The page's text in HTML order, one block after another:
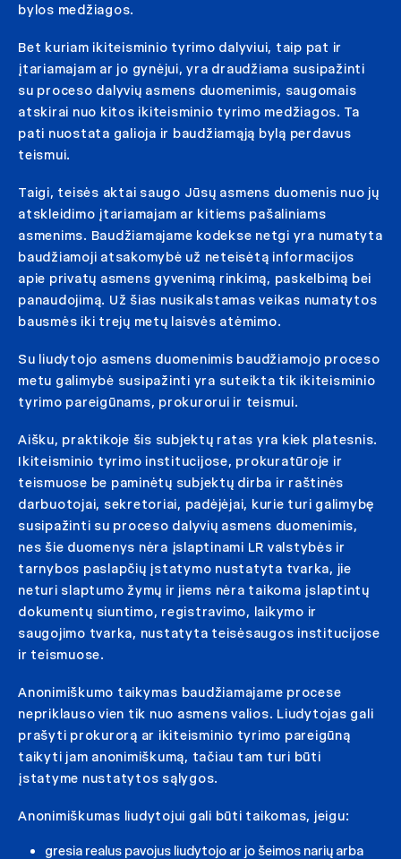
bylos medžiagos.
Bet kuriam ikiteisminio tyrimo dalyviui, taip pat ir
įtariamajam ar jo gynėjui, yra draudžiama susipažinti
su proceso dalyvių asmens duomenimis, saugomais
atskirai nuo kitos ikiteisminio tyrimo medžiagos. Ta
pati nuostata galioja ir baudžiamąją bylą perdavus
teismui.
Taigi, teisės aktai saugo Jūsų asmens duomenis nuo jų
atskleidimo įtariamajam ar kitiems pašaliniams
asmenims. Baudžiamajame kodekse netgi yra numatyta
baudžiamoji atsakomybė už neteisėtą informacijos
apie privatų asmens gyvenimą rinkimą, paskelbimą bei
panaudojimą. Už šias nusikalstamas veikas numatytos
bausmės iki trejų metų laisvės atėmimo.
Su liudytojo asmens duomenimis baudžiamojo proceso
metu galimybė susipažinti yra suteikta tik ikiteisminio
tyrimo pareigūnams, prokurorui ir teismui.
Aišku, praktikoje šis subjektų ratas yra kiek platesnis.
Ikiteisminio tyrimo institucijose, prokuratūroje ir
teismuose be paminėtų subjektų dirba ir raštinės
darbuotojai, sekretoriai, padėjėjai, kurie turi galimybę
susipažinti su proceso dalyvių asmens duomenimis,
nes šie duomenys nėra įslaptinami LR valstybės ir
tarnybos paslapčių įstatymo nustatyta tvarka, jie
neturi slaptumo žymų ir jiems nėra taikoma įslaptintų
dokumentų siuntimo, registravimo, laikymo ir
saugojimo tvarka, nustatyta teisėsaugos institucijose
ir teismuose.
Anonimiškumo taikymas baudžiamajame procese
nepriklauso vien tik nuo asmens valios. Liudytojas gali
prašyti prokurorą ar ikiteisminio tyrimo pareigūną
taikyti jam anonimiškumą, tačiau tam turi būti
įstatyme nustatytos sąlygos.
Anonimiškumas liudytojui gali būti taikomas, jeigu:
gresia realus pavojus liudytojo ar jo šeimos narių arba